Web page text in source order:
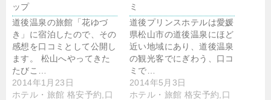
ップ
道後温泉の旅館「花ゆづ
き」に宿泊したので、その
感想を口コミとして公開し
ます。 松山へやってきた
たびこ…
2014年1月23日
ホテル・旅館 格安予約,口
ミ
道後プリンスホテルは愛媛
県松山市の道後温泉にほど
近い地域にあり、道後温泉
の観光客でにぎわう、口コ
ミで…
2014年5月3日
ホテル・旅館 格安予約,口